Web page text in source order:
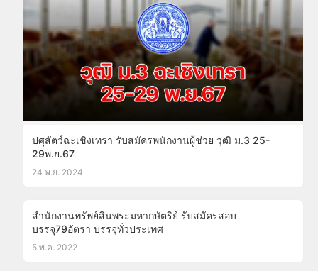
ปศุสัตว์ฉะเชิงเทรา รับสมัครพนักงานผู้ช่วย วุฒิ ม.3 25-
29พ.ย.67
24 พ.ย. 2024
สํานักงานทรัพย์สินพระมหากษัตริย์ รับสมัครสอบ
บรรจุ79อัตรา บรรจุทั่วประเทศ
5 พ.ค. 2022